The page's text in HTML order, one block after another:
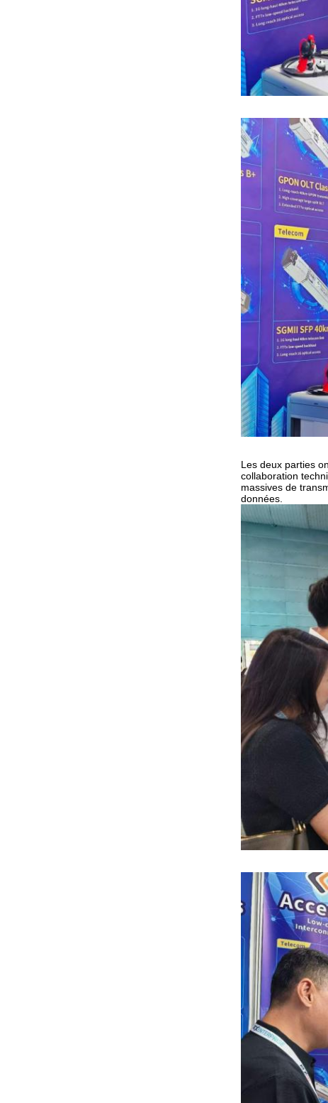
Les deux parties
collaboration
massives de
données.